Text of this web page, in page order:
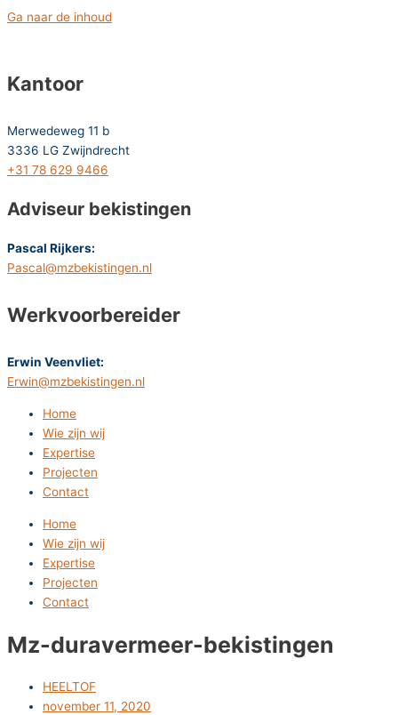
Ga naar de inhoud
Kantoor
Merwedeweg 11 b
3336 LG Zwijndrecht
+31 78 629 9466
Adviseur bekistingen
Pascal Rijkers:
Pascal@mzbekistingen.nl
Werkvoorbereider
Erwin Veenvliet:
Erwin@mzbekistingen.nl
Home
Wie zijn wij
Expertise
Projecten
Contact
Home
Wie zijn wij
Expertise
Projecten
Contact
Mz-duravermeer-bekistingen
HEELTOF
november 11, 2020